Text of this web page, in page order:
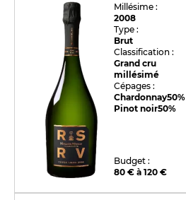
Millésime :
2008
Type :
Brut
Classification :
Grand cru
millésimé
Cépages :
Chardonnay50%
Pinot noir50%
Budget :
80 € à 120 €